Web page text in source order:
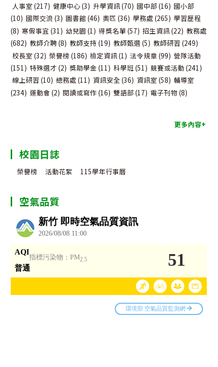
人事室 (217) 健康中心(3) 升學資訊(70) 國中部 (16) 國小部
(10) 國際交流 (3) 圖書館 (46) 奧匹 (36) 學務處 (265) 學習歷程
(8) 寒假事宜 (31) 幼兒園 (1) 得獎名單 (57) 招生資訊(22) 教務處
(682) 教師介聘(8) 教師支持 (19) 教師甄選 (5) 教師研習 (249)
校長室 (32) 榮譽榜 (186) 檢定資訊(1) 法令規章 (99) 營隊活動
(151) 特殊選才 (2) 獎助學金 (11) 科學班(51) 競賽或活動 (241)
線上研習 (10) 總務處 (11) 資訊安全 (36) 資訊室 (58) 輔導室
(234) 運動會 (2) 閱讀或寫作 (16) 雙語部 (17) 電子刊物 (8)
更多內容+
校園日誌
榮譽榜 活動花絮 115學年行事曆
空氣品質